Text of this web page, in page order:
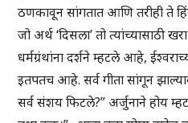
ठणकावून सांगतात आणि तरीही ते
जो अर्थ ‘दिसला’ तो त्यांच्यासाठी
धर्मग्रंथांना दर्शने म्हटले आहे,
इतपतच आहे. सर्व गीता सांगून
सर्व संशय फिटले?” अर्जुनाने होय